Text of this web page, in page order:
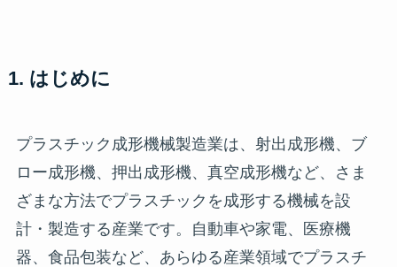
1. はじめに
プラスチック成形機械製造業は、射出成形機、ブ
ロー成形機、押出成形機、真空成形機など、さま
ざまな方法でプラスチックを成形する機械を設
計・製造する産業です。自動車や家電、医療機
器、食品包装など、あらゆる産業領域でプラスチ